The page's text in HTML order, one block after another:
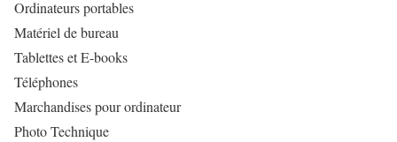
Ordinateurs portables
Matériel de bureau
Tablettes et E-books
Téléphones
Marchandises pour ordinateur
Photo Technique